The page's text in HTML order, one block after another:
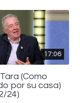
17:06
(Como
por su casa)
24)